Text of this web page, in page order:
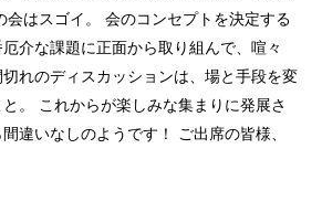
会はスゴイ。 会のコンセプトを決定する
介な課題に正面から取り組んで、喧々
れのディスカッションは、場と手段を変
。 これからが楽しみな集まりに発展さ
違いなしのようです！ ご出席の皆様、